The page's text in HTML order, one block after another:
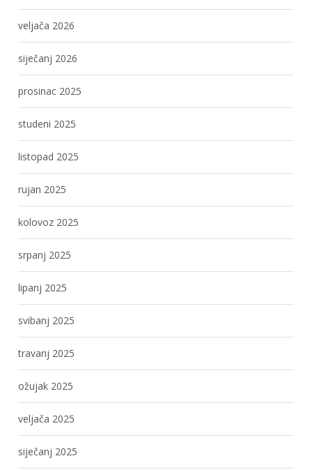
veljača 2026
siječanj 2026
prosinac 2025
studeni 2025
listopad 2025
rujan 2025
kolovoz 2025
srpanj 2025
lipanj 2025
svibanj 2025
travanj 2025
ožujak 2025
veljača 2025
siječanj 2025